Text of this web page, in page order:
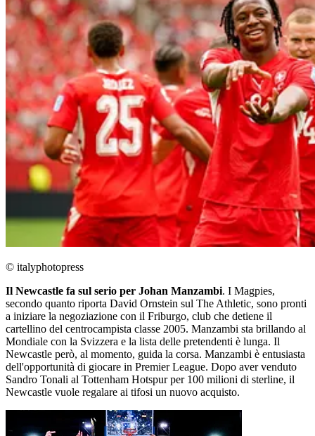
© italyphotopress
Il Newcastle fa sul serio per Johan Manzambi. I Magpies,
secondo quanto riporta David Ornstein sul The Athletic, sono pronti
a iniziare la negoziazione con il Friburgo, club che detiene il
cartellino del centrocampista classe 2005. Manzambi sta brillando al
Mondiale con la Svizzera e la lista delle pretendenti è lunga. Il
Newcastle però, al momento, guida la corsa. Manzambi è entusiasta
dell'opportunità di giocare in Premier League. Dopo aver venduto
Sandro Tonali al Tottenham Hotspur per 100 milioni di sterline, il
Newcastle vuole regalare ai tifosi un nuovo acquisto.